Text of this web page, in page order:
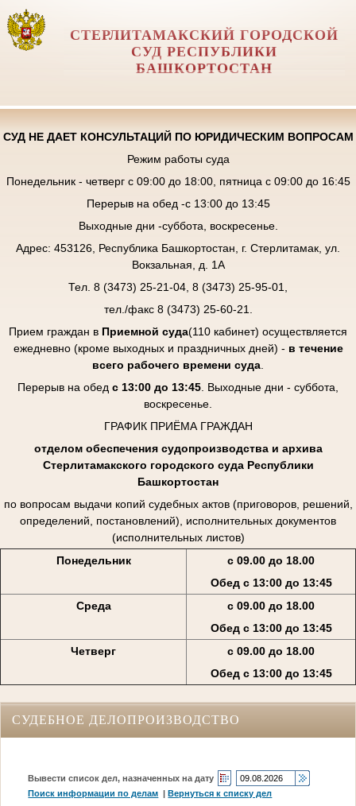
СТЕРЛИТАМАКСКИЙ ГОРОДСКОЙ
СУД РЕСПУБЛИКИ
БАШКОРТОСТАН
СУД НЕ ДАЕТ КОНСУЛЬТАЦИЙ ПО ЮРИДИЧЕСКИМ ВОПРОСАМ
Режим работы суда
Понедельник - четверг с 09:00 до 18:00, пятница с 09:00 до 16:45
Перерыв на обед -с 13:00 до 13:45
Выходные дни -суббота, воскресенье.
Адрес: 453126, Республика Башкортостан, г. Стерлитамак, ул.
Вокзальная, д. 1А
Тел. 8 (3473) 25-21-04, 8 (3473) 25-95-01,
тел./факс 8 (3473) 25-60-21.
Прием граждан в Приемной суда(110 кабинет) осуществляется
ежедневно (кроме выходных и праздничных дней) - в течение
всего рабочего времени суда
Перерыв на обед с 13:00 до 13:45 . Выходные дни - суббота,
воскресенье.
ГРАФИК ПРИЁМА ГРАЖДАН
отделом обеспечения судопроизводства и архива
Стерлитамакского городского суда Республики
Башкортостан
по вопросам выдачи копий судебных актов (приговоров, решений,
определений, постановлений), исполнительных документов
(исполнительных листов)
Понедельник
с 09.00 до 18.00
Обед с 13:00 до 13:45
Среда
с 09.00 до 18.00
Обед с 13:00 до 13:45
Четверг
с 09.00 до 18.00
Обед с 13:00 до 13:45
СУДЕБНОЕ ДЕЛОПРОИЗВОДСТВО
Вывести список дел, назначенных на дату
Поиск информации по делам |Вернуться к списку дел